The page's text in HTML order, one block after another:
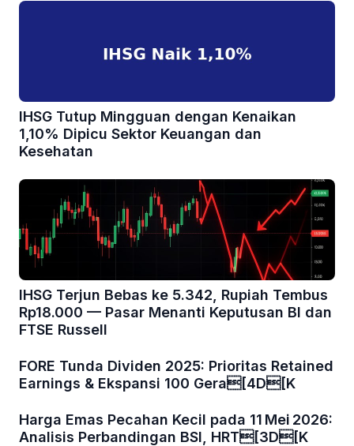
IHSG Tutup Mingguan dengan Kenaikan
1,10% Dipicu Sektor Keuangan dan
Kesehatan
IHSG Terjun Bebas ke 5.342, Rupiah Tembus
Rp18.000 — Pasar Menanti Keputusan BI dan
FTSE Russell
FORE Tunda Dividen 2025: Prioritas Retained
Earnings & Ekspansi 100 Gera[4D[K
Harga Emas Pecahan Kecil pada 11 Mei 2026:
Analisis Perbandingan BSI, HRT[3D[K